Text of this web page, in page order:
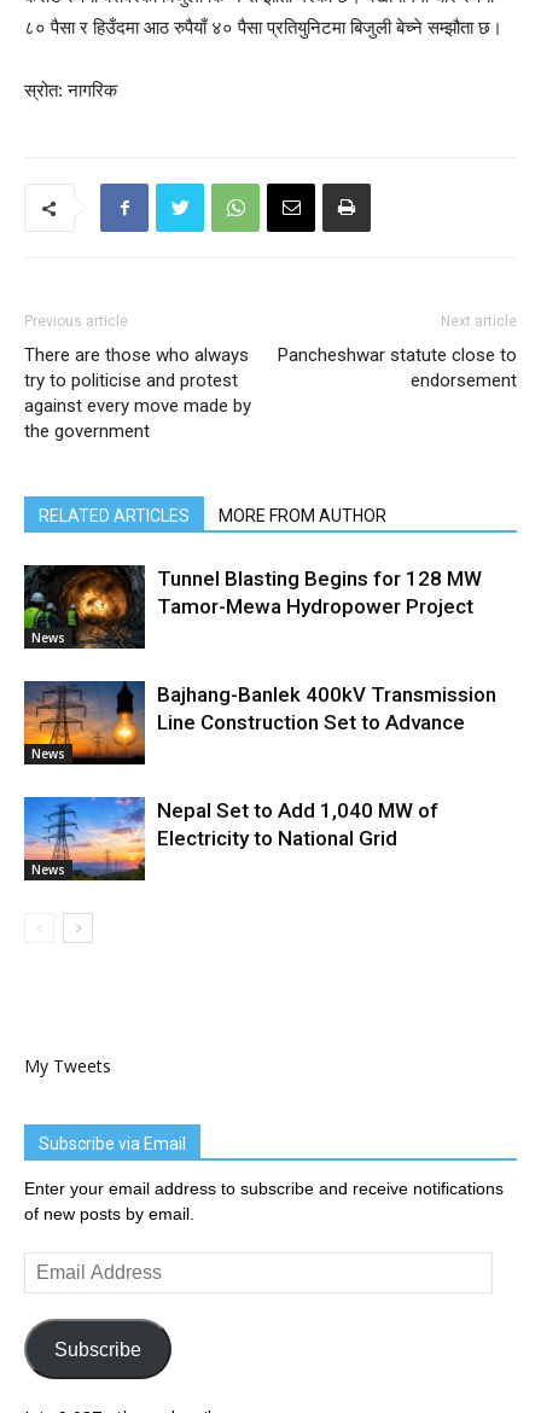
८० पैसा र हिउँदमा आठ रुपैयाँ ४० पैसा प्रतियुनिटमा बिजुली बेच्ने सम्झौता छ।
स्रोत: नागरिक
Previous article
There are those who always
try to politicise and protest
against every move made by
the government
Next article
Pancheshwar statute close to
endorsement
RELATED ARTICLES MORE FROM AUTHOR
News
Tunnel Blasting Begins for 128 MW
Tamor-Mewa Hydropower Project
News
Bajhang-Banlek 400kV Transmission
Line Construction Set to Advance
News
Nepal Set to Add 1,040 MW of
Electricity to National Grid
My Tweets
Subscribe via Email
Enter your email address to subscribe and receive notifications
of new posts by email.
Email
Address
Subscribe